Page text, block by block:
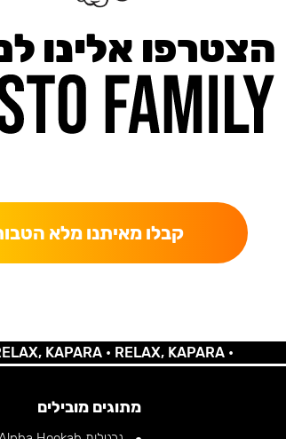
הצטרפו אלינו
קבלו מאיתנו מלא
KAPARA •RELAX, KAPARA •
מתוגים מובילים